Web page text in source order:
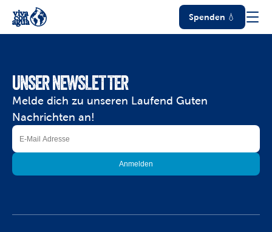
Spenden 💧
UNSER NEWSLETTER
Melde dich zu unseren Laufend Guten
Nachrichten an!